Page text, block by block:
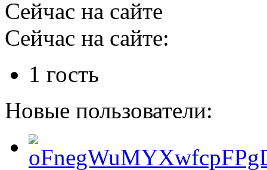
Сейчас на сайте
Сейчас на сайте:
1 гость
Новые пользователи: